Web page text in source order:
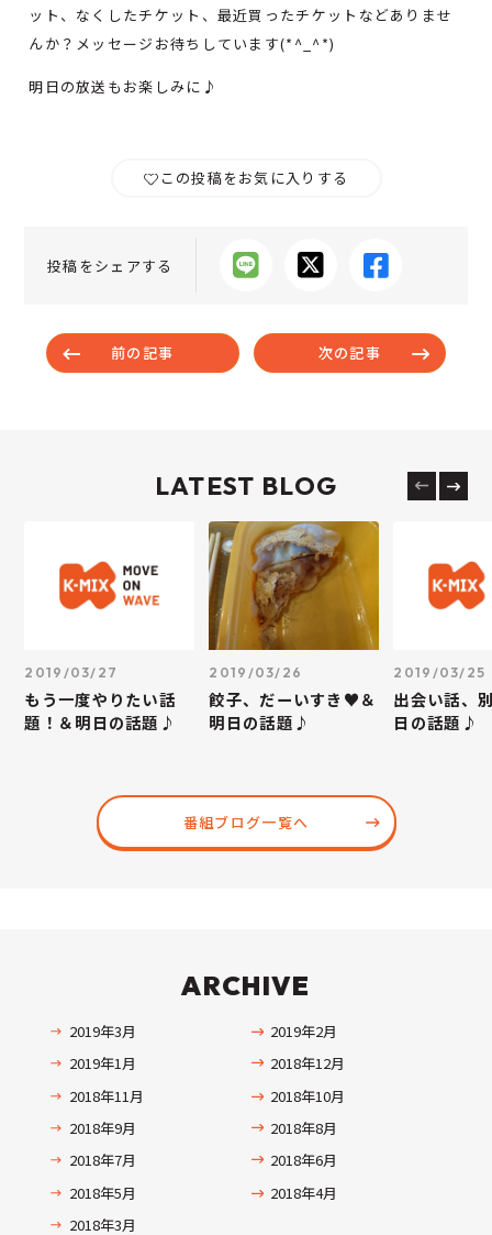
ット、なくしたチケット、最近買ったチケットなどありませ
んか？メッセージお待ちしています(*^_^*)
明日の放送もお楽しみに♪
この投稿をお気に入りする
投稿をシェアする
前の記事 次の記事
LATEST BLOG
2019/03/27
もう一度やりたい話
題！＆明日の話題♪
2019/03/26
餃子、だーいすき♥＆
明日の話題♪
2019/03/25
出会い話、
日の話題♪
番組ブログ一覧へ
ARCHIVE
2019年3月
2019年2月
2019年1月
2018年12月
2018年11月
2018年10月
2018年9月
2018年8月
2018年7月
2018年6月
2018年5月
2018年4月
2018年3月